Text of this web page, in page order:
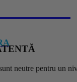
neutre pentru un